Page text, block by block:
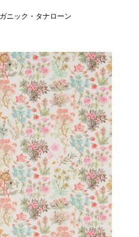
ニック・タナローン